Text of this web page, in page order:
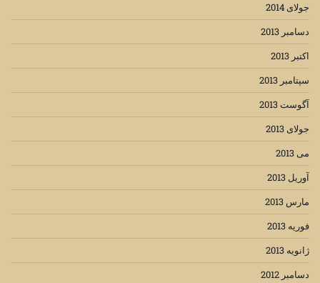
جولای 2014
دسامبر 2013
اکتبر 2013
سپتامبر 2013
آگوست 2013
جولای 2013
می 2013
آوریل 2013
مارس 2013
فوریه 2013
ژانویه 2013
دسامبر 2012